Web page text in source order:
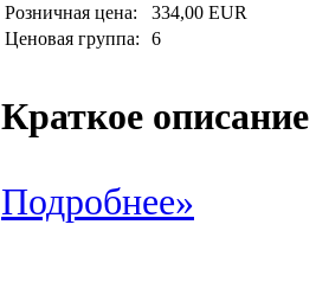
Розничная цена:
334,00 EUR
Ценовая группа:
6
Краткое описание
Подробнее»